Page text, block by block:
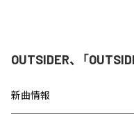
OUTSIDER、「
新曲情報